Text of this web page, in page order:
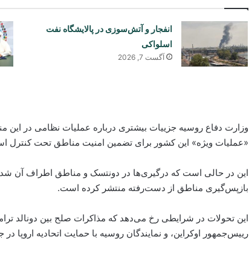
انفجار و آتش‌سوزی در پالایشگاه نفت
اسلواکی
آگست 7, 2026
وزارت دفاع روسیه جزییات بیشتری درباره عملیات نظامی در این
«عملیات ویژه» این کشور برای تضمین امنیت مناطق تحت کنترل
این در حالی است که درگیری‌ها در دونتسک و مناطق اطراف آن
بازپس‌گیری مناطق از دست‌رفته منتشر کرده است.
این تحولات در شرایطی رخ می‌دهد که مذاکرات صلح بین دونالد
رییس‌جمهور اوکراین، و نمایندگان روسیه با حمایت اتحادیه اروپا